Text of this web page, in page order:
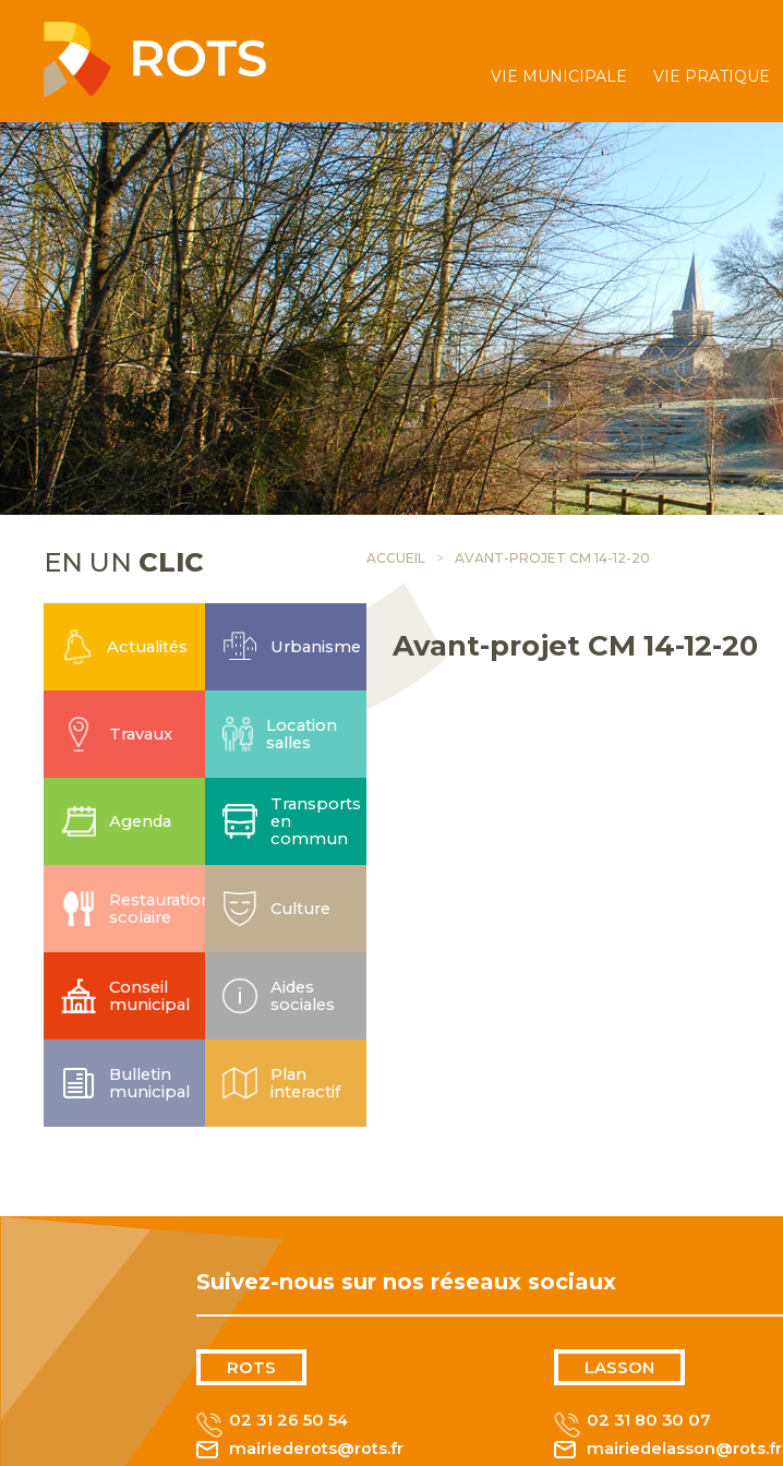
VIE MUNICIPALE VIE PRATIQUE
EN UN CLIC
Actualités Urbanisme
Travaux
Location
salles
Agenda
Transports
en
commun
Restauration
scolaire
Culture
Conseil
municipal
Aides
sociales
Bulletin
municipal
Plan
interactif
ACCUEIL AVANT-PROJET CM 14-12-20
Avant-projet CM 14-12-20
Suivez-nous sur nos réseaux sociaux
ROTS
02 31 26 50 54
mairiederots@rots.fr
LASSON
02 31 80 30 07
mairiedelasson@rots.fr